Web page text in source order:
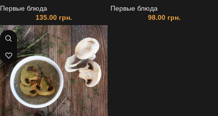
Первые блюда
135.00 грн.
Первые блюда
98.00 грн.